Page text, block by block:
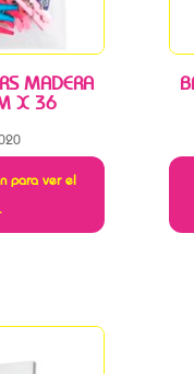
MADERA
X 36
para ver el